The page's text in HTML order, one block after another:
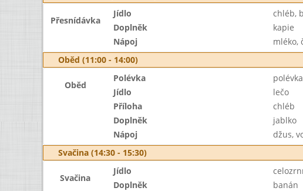
Přesnídávka
Jídlo chléb,
Doplněk
kapie
Nápoj
mléko,
Oběd (11:00 - 14:00)
Oběd
Polévka
Jídlo
lečo
Příloha
chléb
Doplněk
jablko
Nápoj
džus,
Svačina (14:30 - 15:30)
Svačina
Jídlo
Doplněk
banán